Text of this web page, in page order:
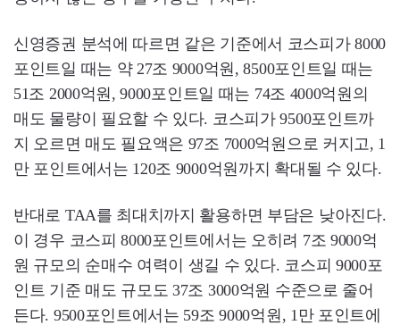
신영증권 분석에 따르면 같은 기준에서 코스피가 8000
포인트일 때는 약 27조 9000억원, 8500포인트일 때는
51조 2000억원, 9000포인트일 때는 74조 4000억원의
매도 물량이 필요할 수 있다. 코스피가 9500포인트까
지 오르면 매도 필요액은 97조 7000억원으로 커지고, 1
만 포인트에서는 120조 9000억원까지 확대될 수 있다.
반대로 TAA를 최대치까지 활용하면 부담은 낮아진다.
이 경우 코스피 8000포인트에서는 오히려 7조 9000억
원 규모의 순매수 여력이 생길 수 있다. 코스피 9000포
인트 기준 매도 규모도 37조 3000억원 수준으로 줄어
든다. 9500포인트에서는 59조 9000억원, 1만 포인트에